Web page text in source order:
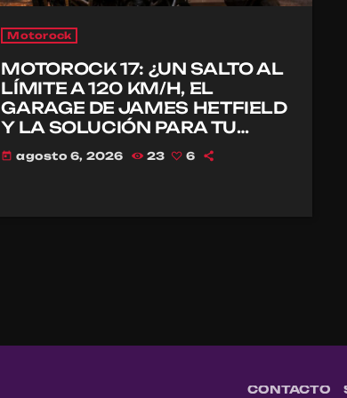
Motorock
MOTOROCK 17: ¿UN SALTO AL
LÍMITE A 120 KM/H, EL
GARAGE DE JAMES HETFIELD
Y LA SOLUCIÓN PARA TU
CASCO?
today agosto 6, 2026 23 6
CONTACTO